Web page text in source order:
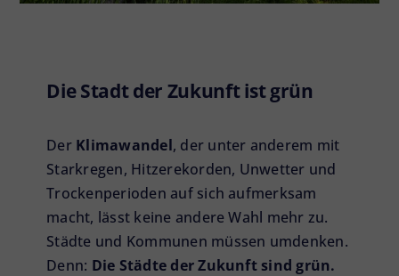
Die Stadt der Zukunft ist grün
Der Klimawandel, der unter anderem mit
Starkregen, Hitzerekorden, Unwetter und
Trockenperioden auf sich aufmerksam
macht, lässt keine andere Wahl mehr zu.
Städte und Kommunen müssen umdenken.
Denn: Die Städte der Zukunft sind grün.